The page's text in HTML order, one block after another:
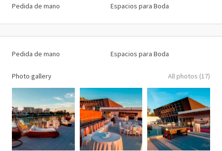
Pedida de mano Espacios para Boda
Pedida de mano Espacios para Boda
Photo gallery All photos (17)